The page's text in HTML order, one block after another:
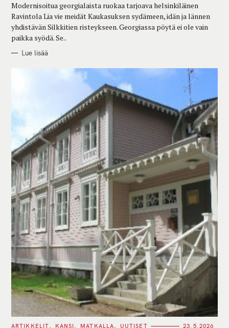
I
S
Modernisoitua georgialaista ruokaa tarjoava helsinkiläinen
Ravintola Lia vie meidät Kaukasuksen sydämeen, idän ja lännen
yhdistävän Silkkitien risteykseen. Georgiassa pöytä ei ole vain
paikka syödä. Se..
Lue lisää
C
ARTIKKELIT KANSI MATKALLA UUTISET 23.5.2026